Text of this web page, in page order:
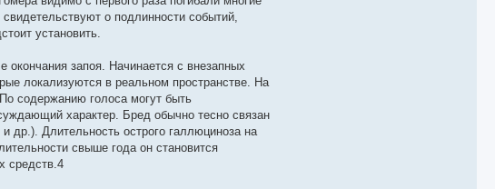
о подлинности событий,
установить.
окончания запоя. Начинается с внезапных
локализуются в реальном пространстве. На
содержанию голоса могут быть
характер. Бред обычно тесно связан
др.). Длительность острого галлюциноза на
свыше года он становится
средств.4